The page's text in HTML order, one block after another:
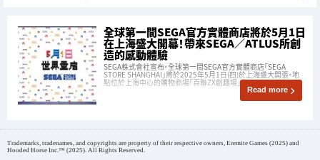
全球第一間SEGA官方實體商店將於5月1日
在上海盛大開幕！帶來SEGA／ATLUS所創
造的感動體驗
SEGA株式會社宣布，全球第一間SEGA官方實體商店「SEGA
STORE SHANGHAI」將於2025年5月1日(四)於上海盛大開張，地
點位於上海中心的購物商場「百聯ZX創趣場」內。
Read more
Trademarks, tradenames, and copyrights are property of their respective owners, Eremite Games (2025) and
Hooded Horse Inc.™ (2025). All Rights Reserved.